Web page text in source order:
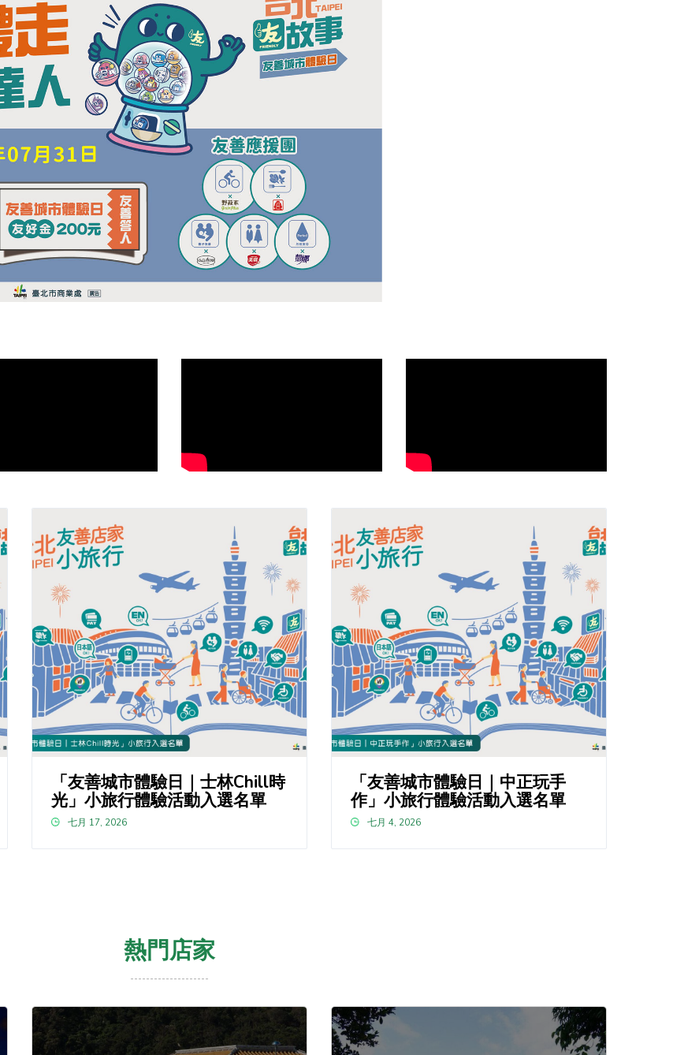
「友善城市體驗日｜士林Chill時
光」小旅行體驗活動入選名單
七月 17, 2026
「友善城市體驗日｜中正玩手
作」小旅行體驗活動入選名單
七月 4, 2026
熱門店家